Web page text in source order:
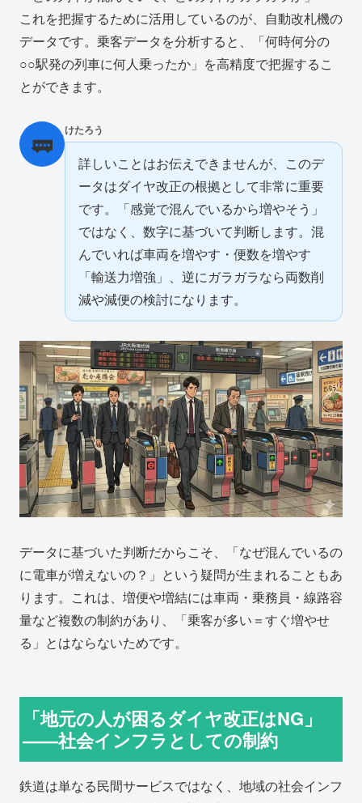
これを把握するために活用しているのが、自動改札機の
データです。乗客データを分析すると、「何時何分の
○○駅発の列車に何人乗ったか」を高精度で把握するこ
とができます。
🚃 けたろう
詳しいことはお伝えできませんが、このデ
ータはダイヤ改正の根拠として非常に重要
です。「感覚で混んでいるから増やそう」
ではなく、数字に基づいて判断します。混
んでいれば車両を増やす・便数を増やす
「輸送力増強」、逆にガラガラなら両数削
減や減便の検討になります。
データに基づいた判断だからこそ、「なぜ混んでいるの
に電車が増えないの？」という疑問が生まれることもあ
ります。これは、増便や増結には車両・乗務員・線路容
量など複数の制約があり、「乗客が多い＝すぐ増やせ
る」とはならないためです。
「地元の人が困るダイヤ改正はNG」
——社会インフラとしての制約
鉄道は単なる民間サービスではなく、地域の社会インフ